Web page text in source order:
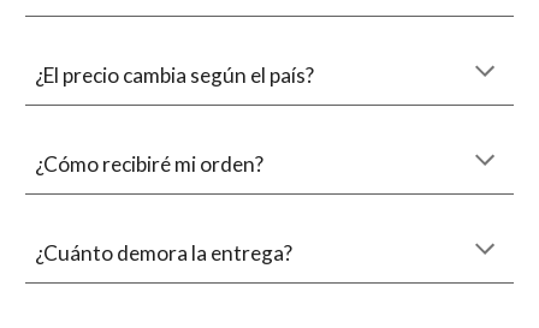
¿El precio cambia según el país?
¿Cómo recibiré mi orden?
¿Cuánto demora la entrega?